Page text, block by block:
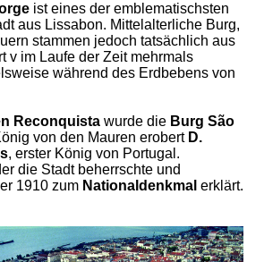
ist eines der emblematischsten
aus Lissabon. Mittelalterliche Burg,
stammen jedoch tatsächlich aus
v im Laufe der Zeit mehrmals
während des Erdbebens von
Reconquista wurde die Burg São
von den Mauren erobert D.
, erster König von Portugal.
die Stadt beherrschte und
1910 zum Nationaldenkmal erklärt.